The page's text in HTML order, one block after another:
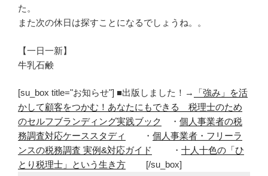
た。
また次の休日は探すことになるでしょうね。。
【一日一新】
牛乳石鹸
[su_box title="お知らせ"] ■出版しました！→
「強み」を活
かして顧客をつかむ！あなたにもできる 税理士のため
のセルフブランディング実践ブック
・ 個人事業者の税
務調査対応ケーススタディ
・ 個人事業者・フリーラ
ンスの税務調査 実例&対応ガイド
・ 十人十色の「ひ
とり税理士」という生き方 [/su_box]